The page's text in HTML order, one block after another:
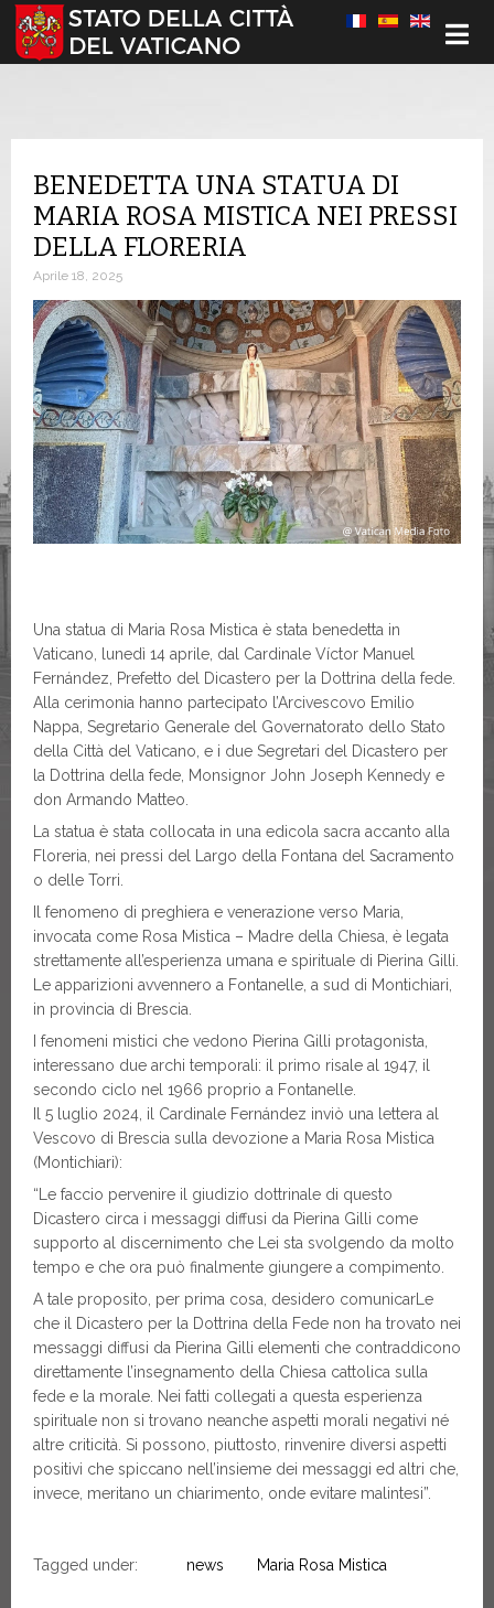
Seleziona la tua lingua
BENEDETTA UNA STATUA DI
MARIA ROSA MISTICA NEI PRESSI
DELLA FLORERIA
Aprile 18, 2025
Una statua di Maria Rosa Mistica è stata benedetta in
Vaticano, lunedì 14 aprile, dal Cardinale Víctor Manuel
Fernández, Prefetto del Dicastero per la Dottrina della fede.
Alla cerimonia hanno partecipato l’Arcivescovo Emilio
Nappa, Segretario Generale del Governatorato dello Stato
della Città del Vaticano, e i due Segretari del Dicastero per
la Dottrina della fede, Monsignor John Joseph Kennedy e
don Armando Matteo.
La statua è stata collocata in una edicola sacra accanto alla
Floreria, nei pressi del Largo della Fontana del Sacramento
o delle Torri.
Il fenomeno di preghiera e venerazione verso Maria,
invocata come Rosa Mistica – Madre della Chiesa, è legata
strettamente all’esperienza umana e spirituale di Pierina Gilli.
Le apparizioni avvennero a Fontanelle, a sud di Montichiari,
in provincia di Brescia.
I fenomeni mistici che vedono Pierina Gilli protagonista,
interessano due archi temporali: il primo risale al 1947, il
secondo ciclo nel 1966 proprio a Fontanelle.
Il 5 luglio 2024, il Cardinale Fernández inviò una lettera al
Vescovo di Brescia sulla devozione a Maria Rosa Mistica
(Montichiari):
“Le faccio pervenire il giudizio dottrinale di questo
Dicastero circa i messaggi diffusi da Pierina Gilli come
supporto al discernimento che Lei sta svolgendo da molto
tempo e che ora può finalmente giungere a compimento.
A tale proposito, per prima cosa, desidero comunicarLe
che il Dicastero per la Dottrina della Fede non ha trovato nei
messaggi diffusi da Pierina Gilli elementi che contraddicono
direttamente l’insegnamento della Chiesa cattolica sulla
fede e la morale. Nei fatti collegati a questa esperienza
spirituale non si trovano neanche aspetti morali negativi né
altre criticità. Si possono, piuttosto, rinvenire diversi aspetti
positivi che spiccano nell’insieme dei messaggi ed altri che,
invece, meritano un chiarimento, onde evitare malintesi”.
Tagged under: news Maria Rosa Mistica